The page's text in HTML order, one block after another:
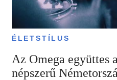
ÉLETSTÍLUS
Az Omega együttes
népszerű